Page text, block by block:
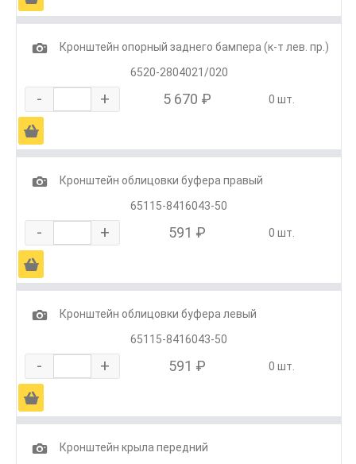
1
Кронштейн опорный заднего бампера (к-т лев. пр.)
6520-2804021/020
- + 5 670 ₽ 0 шт.
Ä
1
Кронштейн облицовки буфера правый
65115-8416043-50
- + 591 ₽ 0 шт.
Ä
1
Кронштейн облицовки буфера левый
65115-8416043-50
- + 591 ₽ 0 шт.
Ä
1 Кронштейн крыла передний